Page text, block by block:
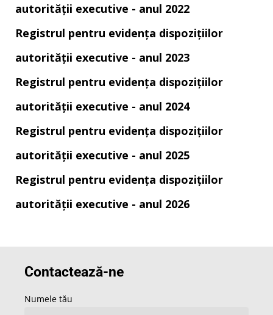
autorității executive - anul 2022
Registrul pentru evidența dispozițiilor
autorității executive - anul 2023
Registrul pentru evidența dispozițiilor
autorității executive - anul 2024
Registrul pentru evidența dispozițiilor
autorității executive - anul 2025
Registrul pentru evidența dispozițiilor
autorității executive - anul 2026